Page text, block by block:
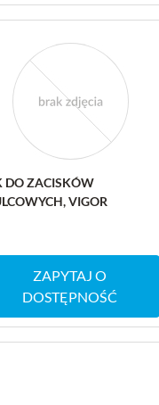
DO ZACISKÓW
VIGOR
ZAPYTAJ O
DOSTĘPNOŚĆ